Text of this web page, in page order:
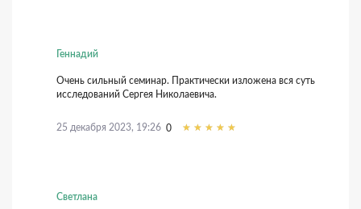
Геннадий
Очень сильный семинар. Практически изложена вся суть
исследований Сергея Николаевича.
25 декабря 2023, 19:26 0
Светлана